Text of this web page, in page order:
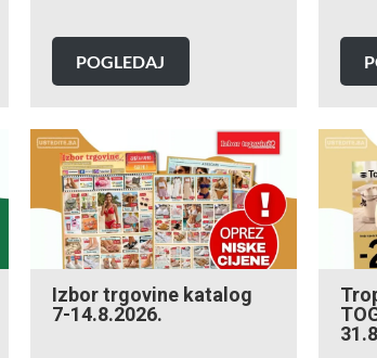
POGLEDAJ
Izbor trgovine katalog
7-14.8.2026.